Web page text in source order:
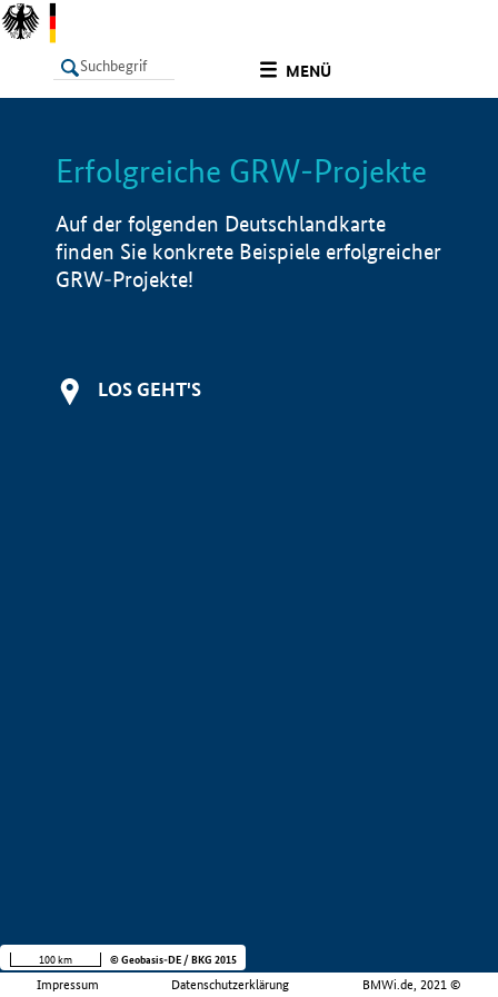
MENÜ
LISTE Info
Erfolgreiche GRW-Projekte
Auf der folgenden Deutschlandkarte
finden Sie konkrete Beispiele erfolgreicher
GRW-Projekte!
LOS GEHT'S
Impressum Datenschutzerklärung BMWi.de, 2021 ©
100 km © Geobasis-DE / BKG 2015